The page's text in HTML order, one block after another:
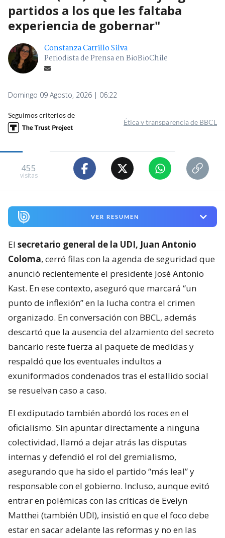
partidos a los que les faltaba
experiencia de gobernar"
Constanza Carrillo Silva
Periodista de Prensa en BioBioChile
Domingo 09 Agosto, 2026 | 06:22
Seguimos criterios de
Ética y transparencia de BBCL
455
visitas
VER RESUMEN
El secretario general de la UDI, Juan Antonio
Coloma, cerró filas con la agenda de seguridad que
anunció recientemente el presidente José Antonio
Kast. En ese contexto, aseguró que marcará “un
punto de inflexión” en la lucha contra el crimen
organizado. En conversación con BBCL, además
descartó que la ausencia del alzamiento del secreto
bancario reste fuerza al paquete de medidas y
respaldó que los eventuales indultos a
exuniformados condenados tras el estallido social
se resuelvan caso a caso.
El exdiputado también abordó los roces en el
oficialismo. Sin apuntar directamente a ninguna
colectividad, llamó a dejar atrás las disputas
internas y defendió el rol del gremialismo,
asegurando que ha sido el partido “más leal” y
responsable con el gobierno. Incluso, aunque evitó
entrar en polémicas con las críticas de Evelyn
Matthei (también UDI), insistió en que el foco debe
estar en sacar adelante las reformas y no en las